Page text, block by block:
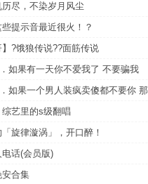
历尽，不染岁月风尘
提示音最近很火！？
】?饿狼传说??面筋传说
如果有一天你不爱我了 不要骗我
如果一个男人装疯卖傻都不要你
艺里的s级翻唱
旋律漩涡」，开口醉！
话(会员版)
安合集